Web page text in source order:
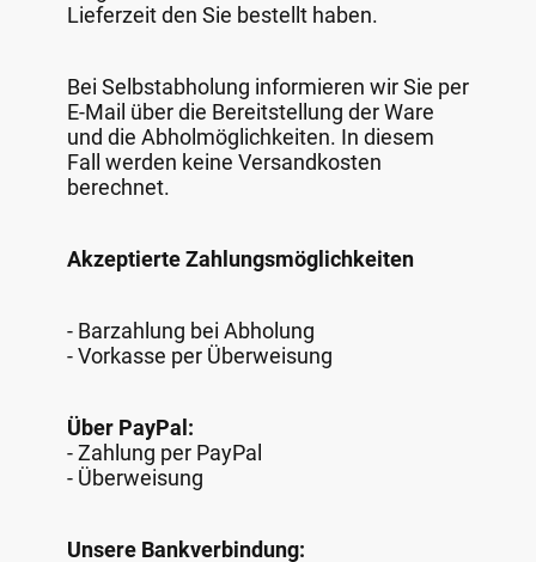
Lieferzeit den Sie bestellt haben.
Bei Selbstabholung informieren wir Sie per
E-Mail über die Bereitstellung der Ware
und die Abholmöglichkeiten. In diesem
Fall werden keine Versandkosten
berechnet.
Akzeptierte Zahlungsmöglichkeiten
- Barzahlung bei Abholung
- Vorkasse per Überweisung
Über PayPal:
- Zahlung per PayPal
- Überweisung
Unsere Bankverbindung: